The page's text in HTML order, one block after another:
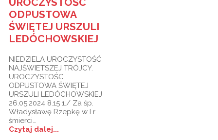
ODPUSTOWA
ŚWIĘTEJ URSZULI
LEDÓCHOWSKIEJ
NIEDZIELA UROCZYSTOŚĆ
NAJŚWIETSZEJ TRÓJCY.
UROCZYSTOŚC
ODPUSTOWA ŚWIĘTEJ
URSZULI LEDÓCHOWSKIEJ
26.05.2024 8.15 1./ Za śp.
Władysławę Rzepkę w I r.
śmierci…
Czytaj dalej...